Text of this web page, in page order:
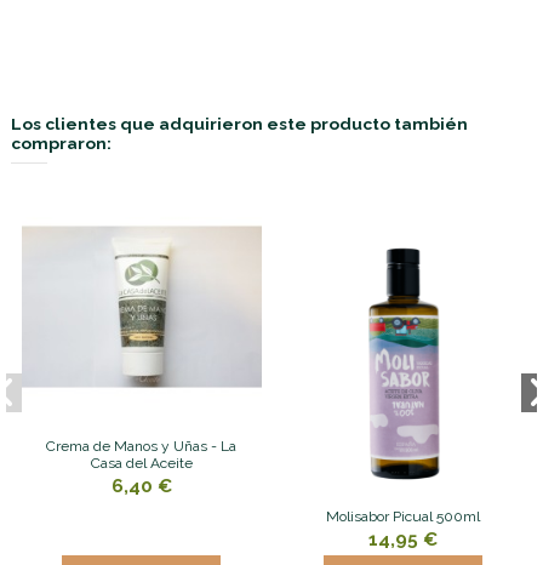
Los clientes que adquirieron este producto también
compraron:
Crema de Manos y Uñas - La
Casa del Aceite
6,40 €
Molisabor Picual 500ml
14,95 €